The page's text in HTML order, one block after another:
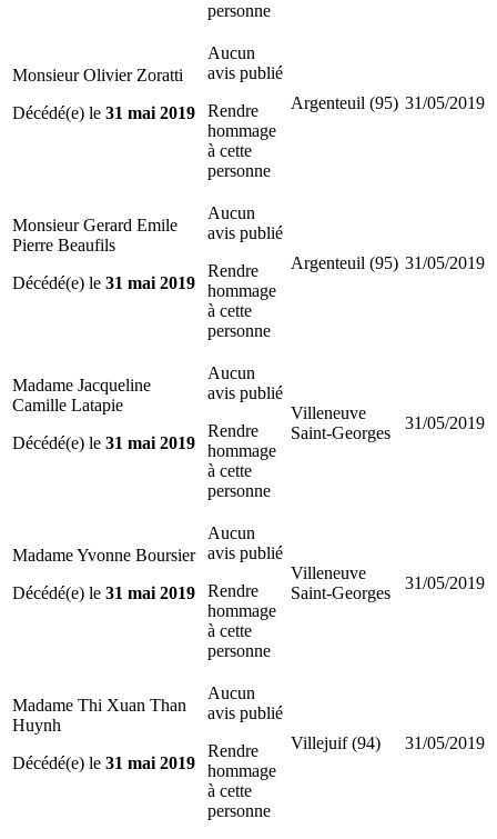
personne
Monsieur Olivier Zoratti
Décédé(e) le 31 mai 2019
Aucun
avis publié
Rendre
hommage
à cette
personne
Argenteuil (95) 31/05/2019
Monsieur Gerard Emile
Pierre Beaufils
Décédé(e) le 31 mai 2019
Aucun
avis publié
Rendre
hommage
à cette
personne
Argenteuil (95) 31/05/2019
Madame Jacqueline
Camille Latapie
Décédé(e) le 31 mai 2019
Aucun
avis publié
Rendre
hommage
à cette
personne
Villeneuve
Saint-Georges
31/05/2019
Madame Yvonne Boursier
Décédé(e) le 31 mai 2019
Aucun
avis publié
Rendre
hommage
à cette
personne
Villeneuve
Saint-Georges
31/05/2019
Madame Thi Xuan Than
Huynh
Décédé(e) le 31 mai 2019
Aucun
avis publié
Rendre
hommage
à cette
personne
Villejuif (94) 31/05/2019